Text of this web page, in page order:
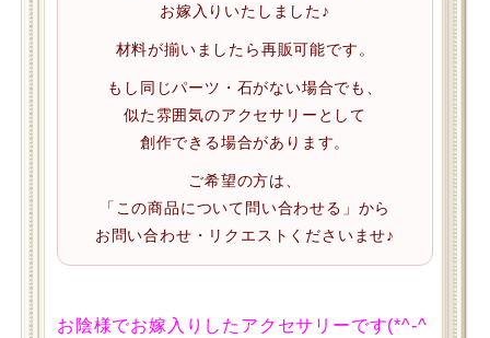
お嫁入りいたしました♪
材料が揃いましたら再販可能です。
もし同じパーツ・石がない場合でも、
似た雰囲気のアクセサリーとして
創作できる場合があります。
ご希望の方は、
「この商品について問い合わせる」から
お問い合わせ・リクエストくださいませ♪
お陰様でお嫁入りしたアクセサリーです(*^-^